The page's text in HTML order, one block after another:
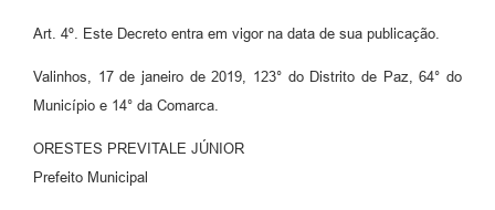
Art. 4º. Este Decreto entra em vigor na data de sua publicação.
Valinhos, 17 de janeiro de 2019, 123° do Distrito de Paz, 64° do
Município e 14° da Comarca.
ORESTES PREVITALE JÚNIOR
Prefeito Municipal